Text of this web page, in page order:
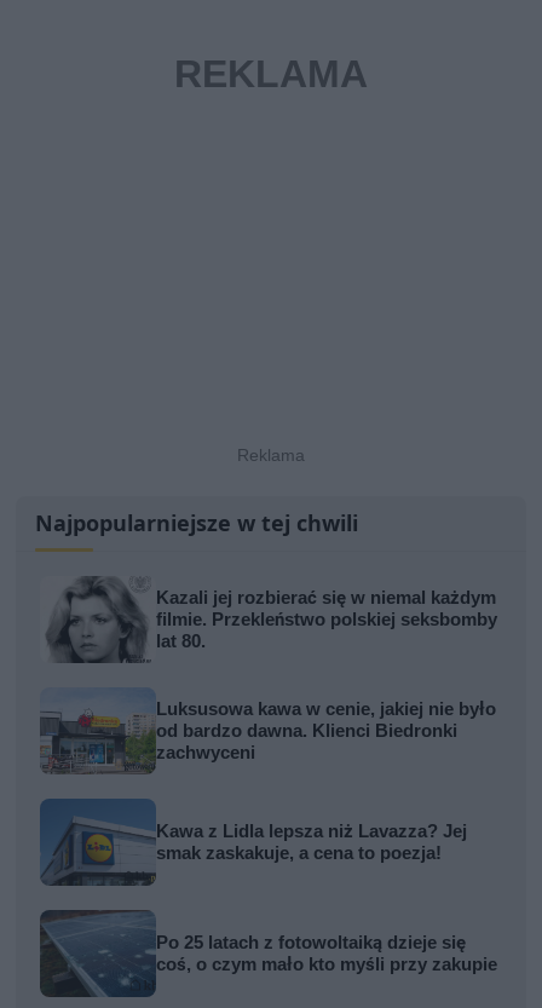
Najpopularniejsze w tej chwili
Kazali jej rozbierać się w niemal każdym
filmie. Przekleństwo polskiej seksbomby
lat 80.
Luksusowa kawa w cenie, jakiej nie było
od bardzo dawna. Klienci Biedronki
zachwyceni
Kawa z Lidla lepsza niż Lavazza? Jej
smak zaskakuje, a cena to poezja!
Po 25 latach z fotowoltaiką dzieje się
coś, o czym mało kto myśli przy zakupie